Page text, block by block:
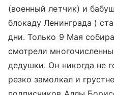
(военный летчик) и
блокаду Ленинграда )
дни. Только 9 Мая
смотрели
дедушки. Он никогда не
резко замолкал и